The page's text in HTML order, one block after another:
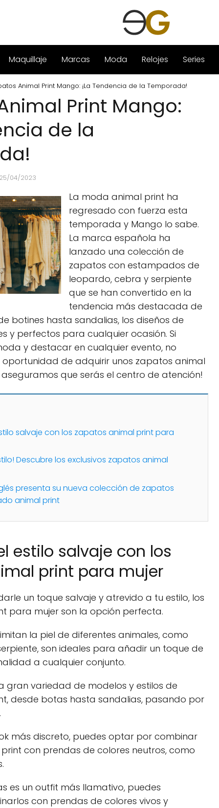
Maquillaje Marcas Moda Relojes Series
Animal Print Mango: ¡La Tendencia de la Temporada!
Print Mango:
de la
04/2023
La moda animal print ha
regresado con fuerza esta
temporada y Mango lo sabe.
La marca española ha
lanzado una colección de
zapatos con estampados de
leopardo, cebra y serpiente
que se han convertido en la
tendencia más destacada de
botines hasta sandalias, los diseños de
y perfectos para cualquier ocasión. Si
y destacar en cualquier evento, no
de adquirir unos zapatos animal
aseguramos que serás el centro de atención!
salvaje con los zapatos animal print para
Descubre los exclusivos zapatos animal
presenta su nueva colección de zapatos
animal print
estilo salvaje con los
print para mujer
un toque salvaje y atrevido a tu estilo, los
para mujer son la opción perfecta.
la piel de diferentes animales, como
son ideales para añadir un toque de
a cualquier conjunto.
gran variedad de modelos y estilos de
desde botas hasta sandalias, pasando por
más discreto, puedes optar por combinar
con prendas de colores neutros, como
es un outfit más llamativo, puedes
con prendas de colores vivos y